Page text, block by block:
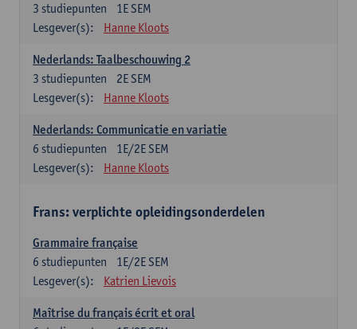
1E SEM
3 studiepunten
Lesgever(s):
Hanne Kloots
Nederlands: Taalbeschouwing 2
2E SEM
3 studiepunten
Lesgever(s):
Hanne Kloots
Nederlands: Communicatie en variatie
1E/2E SEM
6 studiepunten
Lesgever(s):
Hanne Kloots
Frans: verplichte opleidingsonderdelen
Grammaire française
1E/2E SEM
6 studiepunten
Lesgever(s):
Katrien Lievois
Maîtrise du français écrit et oral